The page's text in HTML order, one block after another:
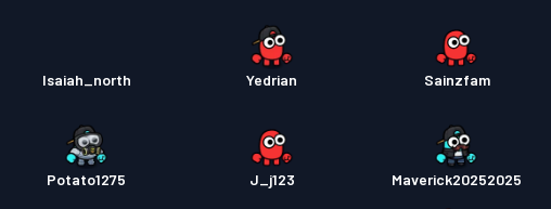
Isaiah_north Yedrian Sainzfam
Potato1275 J_j123 Maverick20252025